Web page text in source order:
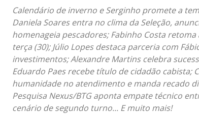
Calendário de inverno e Serginho promete a
Daniela Soares entra no clima da Seleção,
homenageia pescadores; Fabinho Costa
terça (30); Júlio Lopes destaca parceria com
investimentos; Alexandre Martins celebra
Eduardo Paes recebe título de cidadão cabista;
humanidade no atendimento e manda recado
Pesquisa Nexus/BTG aponta empate técnico
cenário de segundo turno... E muito mais!